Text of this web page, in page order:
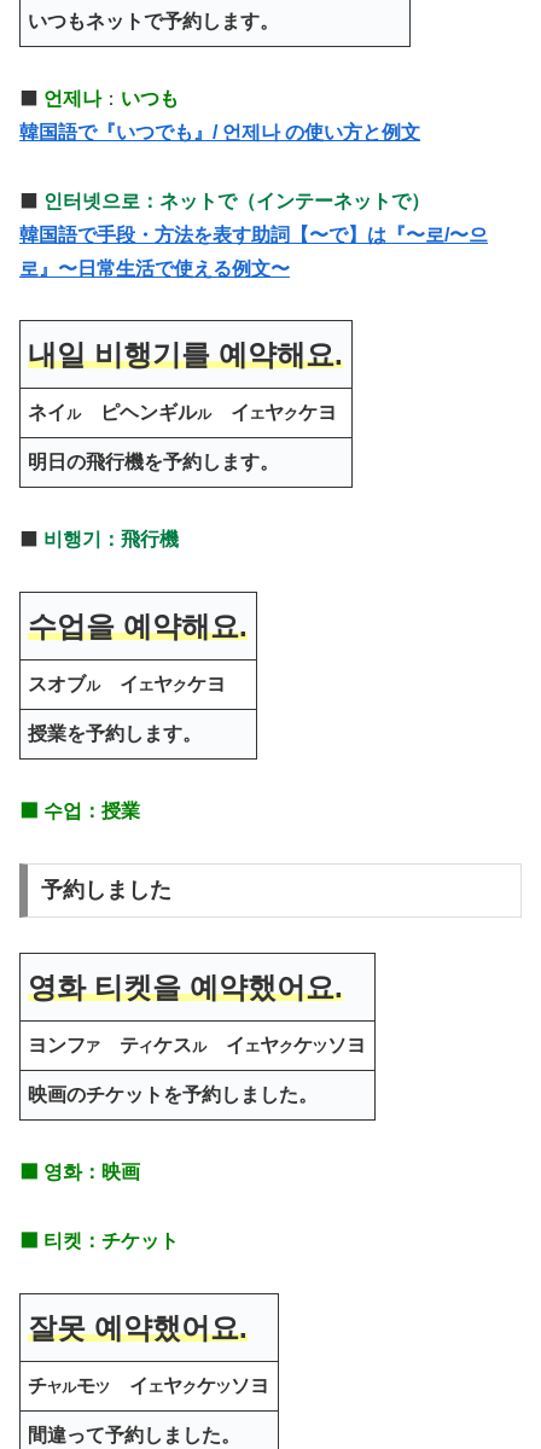
いつもネットで予約します。
언제나： いつも
韓国語で『いつでも』/ 언제나 の使い方と例文
인터넷으로：ネットで（インテーネットで）
韓国語で手段・方法を表す助詞【〜で】は『〜로/〜으
로』〜日常生活で使える例文〜
내일 비행기를예약해요.
ネイルピヘンギルルイ エヤクケヨ
明日の飛行機を予約します。
비행기：飛行機
수업을 예약해요.
スオブルイ エヤクケヨ
授業を予約します。
⬛️ 수업： 授業
予約しました
영화 티켓을예약했어요.
ヨンフア テイケスルイ エヤクケツソヨ
映画のチケットを予約しました。
⬛️ 영화： 映画
⬛️ 티켓： チケット
잘못 예약했어요.
チヤルモツ イ エヤクケツソヨ
間違って予約しました。